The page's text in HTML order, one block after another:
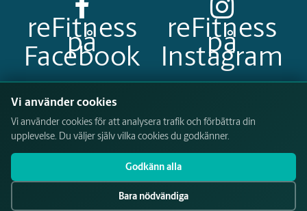
reFitness
på
Facebook
reFitness
på
Instagram
Betalningsalternativ
Vi använder cookies
Vi använder cookies för att analysera trafik och förbättra din
upplevelse. Du väljer själv vilka cookies du godkänner.
Godkänn alla
Bara nödvändiga